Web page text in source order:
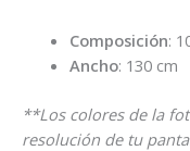
Composición:
Ancho: 130 cm
**Los colores de la
resolución de tu